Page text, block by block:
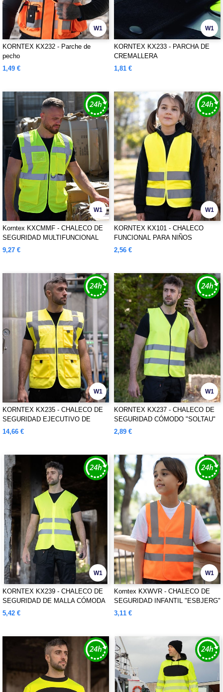
W1
KORNTEX KX232 - Parche de
pecho
1,49 €
W1
KORNTEX KX233 - PARCHA DE
CREMALLERA
1,81 €
W1
Korntex KXCMMF - CHALECO DE
SEGURIDAD MULTIFUNCIONAL
DE MALLA "LARISA"
9,27 €
W1
KORNTEX KX101 - CHALECO
FUNCIONAL PARA NIÑOS
"AARHUS"
2,56 €
W1
KORNTEX KX235 - CHALECO DE
SEGURIDAD EJECUTIVO DE
CONFORT ACOLCHADO
14,66 €
W1
KORNTEX KX237 - CHALECO DE
SEGURIDAD CÓMODO "SOLTAU"
2,89 €
W1
KORNTEX KX239 - CHALECO DE
SEGURIDAD DE MALLA CÓMODA
"RHODES"
5,42 €
W1
Korntex KXWVR - CHALECO DE
SEGURIDAD INFANTIL "ESBJERG"
3,11 €